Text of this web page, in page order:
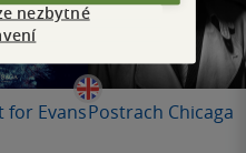
for EvansPostrach Chicaga
nezbytné